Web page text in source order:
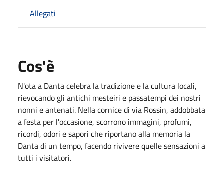
Allegati
Cos'è
N'ota a Danta celebra la tradizione e la cultura locali,
rievocando gli antichi mesteiri e passatempi dei nostri
nonni e antenati. Nella cornice di via Rossin, addobbata
a festa per l'occasione, scorrono immagini, profumi,
ricordi, odori e sapori che riportano alla memoria la
Danta di un tempo, facendo rivivere quelle sensazioni a
tutti i visitatori.